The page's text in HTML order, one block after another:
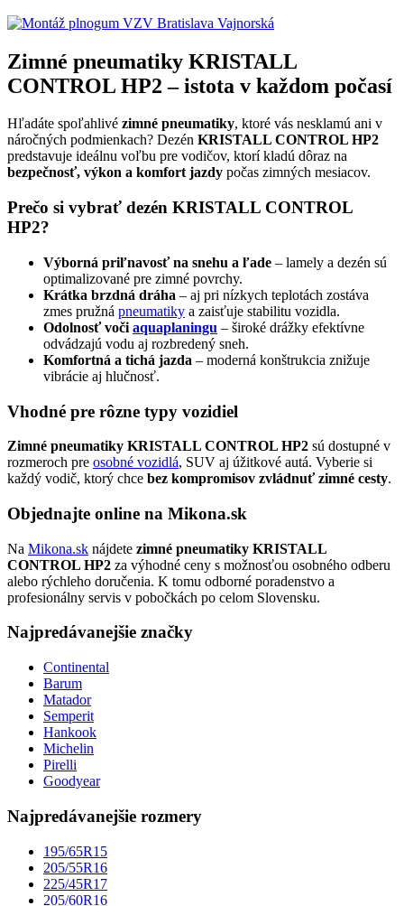
Zimné pneumatiky KRISTALL
CONTROL HP2 – istota v každom počasí
Hľadáte spoľahlivé zimné pneumatiky, ktoré vás nesklamú ani v
náročných podmienkach? Dezén KRISTALL CONTROL HP2
predstavuje ideálnu voľbu pre vodičov, ktorí kladú dôraz na
bezpečnosť, výkon a komfort jazdy počas zimných mesiacov.
Prečo si vybrať dezén KRISTALL CONTROL
HP2?
Výborná priľnavosť na snehu a ľade – lamely a dezén sú
optimalizované pre zimné povrchy.
Krátka brzdná dráha – aj pri nízkych teplotách zostáva
zmes pružná pneumatiky a zaisťuje stabilitu vozidla.
Odolnosť voči aquaplaningu – široké drážky efektívne
odvádzajú vodu aj rozbredený sneh.
Komfortná a tichá jazda – moderná konštrukcia znižuje
vibrácie aj hlučnosť.
Vhodné pre rôzne typy vozidiel
Zimné pneumatiky KRISTALL CONTROL HP2 sú dostupné v
rozmeroch pre osobné vozidlá, SUV aj úžitkové autá. Vyberie si
každý vodič, ktorý chce bez kompromisov zvládnuť zimné cesty.
Objednajte online na Mikona.sk
Na Mikona.sk nájdete zimné pneumatiky KRISTALL
CONTROL HP2 za výhodné ceny s možnosťou osobného odberu
alebo rýchleho doručenia. K tomu odborné poradenstvo a
profesionálny servis v pobočkách po celom Slovensku.
Najpredávanejšie značky
Continental
Barum
Matador
Semperit
Hankook
Michelin
Pirelli
Goodyear
Najpredávanejšie rozmery
195/65R15
205/55R16
225/45R17
205/60R16